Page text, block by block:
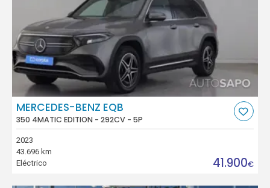
MERCEDES-BENZ EQB
350 4MATIC EDITION - 292CV - 5P
2023
43.696 km
Eléctrico
41.900€